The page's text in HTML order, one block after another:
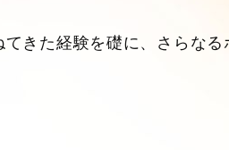
きた経験を礎に、さらな